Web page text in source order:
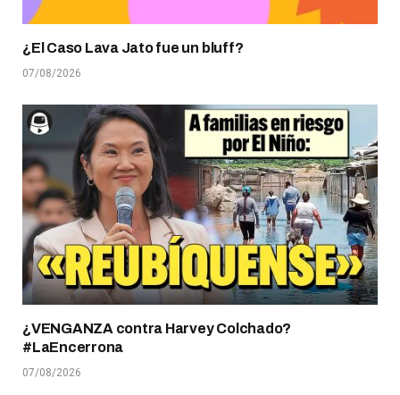
¿El Caso Lava Jato fue un bluff?
07/08/2026
¿VENGANZA contra Harvey Colchado?
#LaEncerrona
07/08/2026